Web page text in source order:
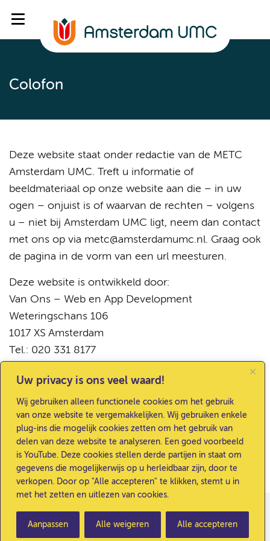
Uw privacy is ons veel waard!
Wij gebruiken alleen functionele cookies om het gebruik
van onze website te vergemakkelijken. Wij gebruiken enkele
plug-ins die mogelijk cookies zetten om het gebruik van
delen van deze website te analyseren. Een goed voorbeeld
is YouTube. Deze cookies stellen derde partijen in staat om
gegevens die mogelijkerwijs op u herleidbaar zijn, door te
verkopen. Door op "Alle accepteren" te klikken, stemt u in
met het zetten en uitlezen van cookies.
Aanpassen Alle weigeren Alle accepteren
Colofon
Deze website staat onder redactie van de METC
Amsterdam UMC. Treft u informatie of
beeldmateriaal op onze website aan die – in uw
ogen – onjuist is of waarvan de rechten – volgens
u – niet bij Amsterdam UMC ligt, neem dan contact
met ons op via metc@amsterdamumc.nl. Graag ook
de pagina in de vorm van een url meesturen.
Deze website is ontwikkeld door:
Van Ons – Web en App Development
Weteringschans 106
1017 XS Amsterdam
Tel.: 020 331 8177
De website is ontwikkeld in opdracht van de Dienst
229, Postbus 22660, 1100 DD Amsterdam;
telefoonnummer: 020 – 566 2421.
© 2026 - Toetsing Onderzoek Amsterdam UMC
|Colofon Disclaimer Privacyverklaring